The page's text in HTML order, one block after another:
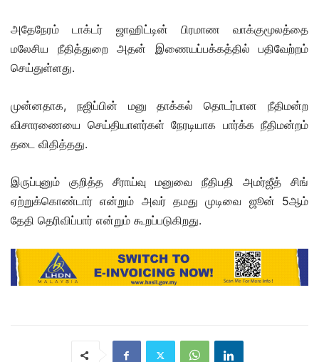
அதேநேரம் டாக்டர் ஜாஹிட்டின் பிரமாண வாக்குமூலத்தை
மலேசிய நீதித்துறை அதன் இணையப்பக்கத்தில் பதிவேற்றம்
செய்துள்ளது.
முன்னதாக, நஜிப்பின் மனு தாக்கல் தொடர்பான நீதிமன்ற
விசாரணையை செய்தியாளர்கள் நேரடியாக பார்க்க நீதிமன்றம்
தடை விதித்தது.
இருப்புனும் குறித்த சீராய்வு மனுவை நீதிபதி அமர்ஜீத் சிங்
ஏற்றுக்கொண்டார் என்றும் அவர் தமது முடிவை ஜூன் 5ஆம்
தேதி தெரிவிப்பார் என்றும் கூறப்படுகிறது.